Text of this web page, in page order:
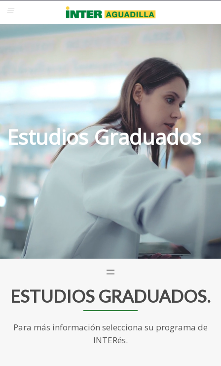
Estudios Graduados
ESTUDIOS GRADUADOS.
Para más información selecciona su programa de
INTERés.